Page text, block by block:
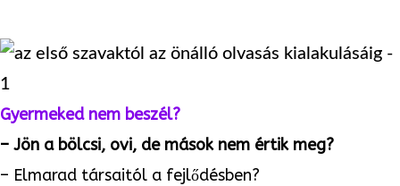
Gyermeked nem beszél?
– Jön a bölcsi, ovi, de mások nem értik meg?
– Elmarad társaitól a fejlődésben?